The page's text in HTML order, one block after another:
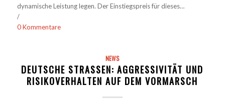
dynamische Leistung legen. Der Einstiegspreis für dieses…
/
0 Kommentare
NEWS
DEUTSCHE STRASSEN: AGGRESSIVITÄT UND R
ISIKOVERHALTEN AUF DEM VORMARSCH